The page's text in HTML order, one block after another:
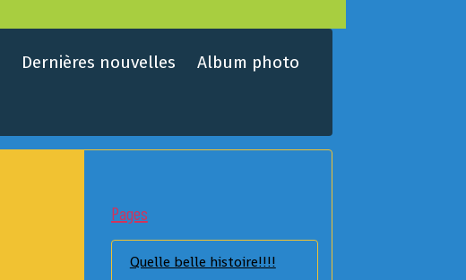
Dernières nouvelles
Album photo
Pages
Quelle belle histoire!!!!